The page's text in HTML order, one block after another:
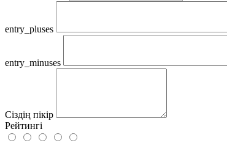
entry_pluses
entry_minuses
Сіздің пікір
Рейтингі